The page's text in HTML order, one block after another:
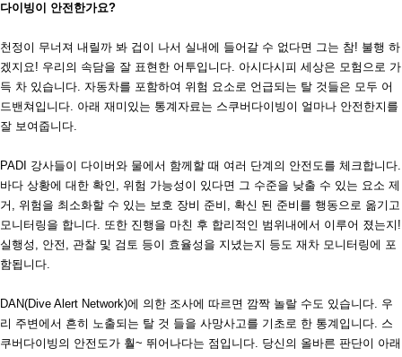
다이빙이 안전한가요?
천정이 무너져 내릴까 봐 겁이 나서 실내에 들어갈 수 없다면 그는 참! 불행 하
겠지요! 우리의 속담을 잘 표현한 어투입니다. 아시다시피 세상은 모험으로 가
득 차 있습니다. 자동차를 포함하여 위험 요소로 언급되는 탈 것들은 모두 어
드밴쳐입니다. 아래 재미있는 통계자료는 스쿠버다이빙이 얼마나 안전한지를
잘 보여줍니다.
PADI 강사들이 다이버와 물에서 함께할 때 여러 단계의 안전도를 체크합니다.
바다 상황에 대한 확인, 위험 가능성이 있다면 그 수준을 낮출 수 있는 요소 제
거, 위험을 최소화할 수 있는 보호 장비 준비, 확신 된 준비를 행동으로 옮기고
모니터링을 합니다. 또한 진행을 마친 후 합리적인 범위내에서 이루어 졌는지!
실행성, 안전, 관찰 및 검토 등이 효율성을 지녔는지 등도 재차 모니터링에 포
함됩니다.
DAN(Dive Alert Network)에 의한 조사에 따르면 깜짝 놀랄 수도 있습니다. 우
리 주변에서 흔히 노출되는 탈 것 들을 사망사고를 기초로 한 통계입니다. 스
쿠버다이빙의 안전도가 훨~ 뛰어나다는 점입니다. 당신의 올바른 판단이 아래